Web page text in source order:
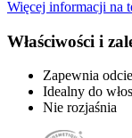
Więcej informacji na
Właściwości i
Zapewnia
Idealny do
Nie rozjaśnia